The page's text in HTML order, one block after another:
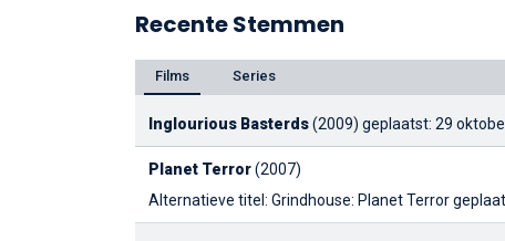
Recente Stemmen
Films Series
Inglourious Basterds(2009) geplaatst: 29
Planet Terror(2007)
Alternatieve titel: Grindhouse: Planet Terror